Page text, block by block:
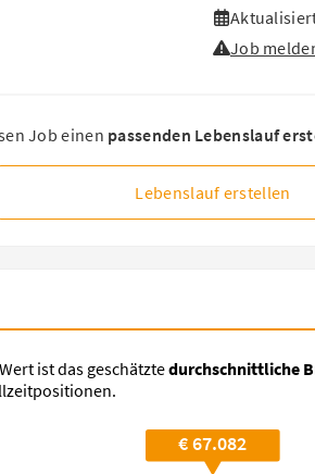
Job
Job einen passenden Lebenslauf
Lebenslauf erstellen
ist das geschätztedurchschnittliche
€ 67.082